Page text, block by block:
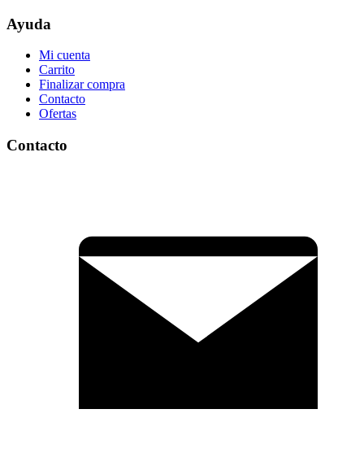
Ayuda
Mi cuenta
Carrito
Finalizar compra
Contacto
Ofertas
Contacto